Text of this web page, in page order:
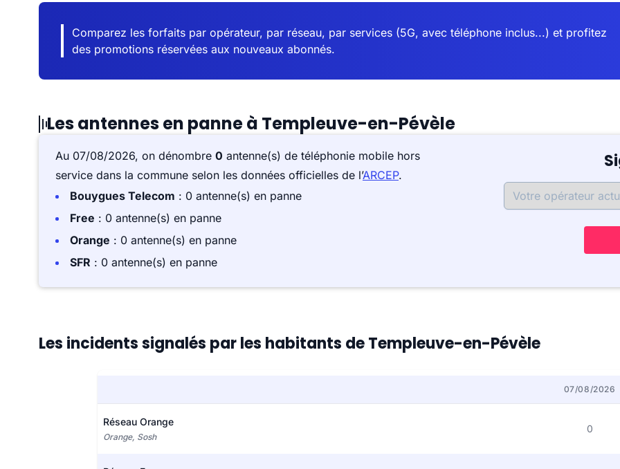
Comparez les forfaits par opérateur, par réseau, par services (5G, avec téléphone inclus...) et profitez
des promotions réservées aux nouveaux abonnés.
Les antennes en panne à Templeuve-en-Pévèle
Au 07/08/2026, on dénombre 0 antenne(s) de téléphonie mobile hors
service dans la commune selon les données officielles de l’ARCEP.
Bouygues Telecom : 0 antenne(s) en panne
Free : 0 antenne(s) en panne
Orange : 0 antenne(s) en panne
SFR : 0 antenne(s) en panne
Les incidents signalés par les habitants de Templeuve-en-Pévèle
07/08/2026
Réseau Orange
Orange, Sosh
0